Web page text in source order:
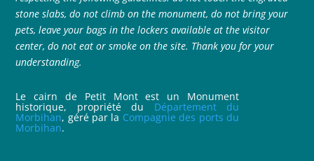
stone slabs, do not climb on the monument, do not bring your
pets, leave your bags in the lockers available at the visitor
center, do not eat or smoke on the site. Thank you for your
understanding.
Le cairn de Petit Mont est un Monument
historique, propriété du Département du
Morbihan, géré par la Compagnie des ports du
Morbihan.